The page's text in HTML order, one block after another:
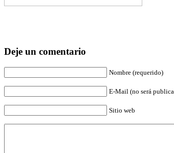
Deje un comentario
Nombre (requerido)
E-Mail (no será
Sitio web